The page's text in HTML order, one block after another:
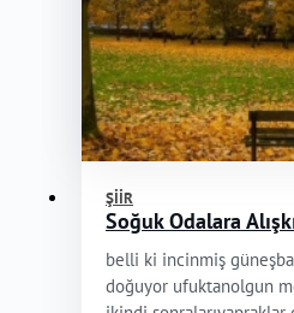
ŞIIR
Soğuk Odalara
belli ki incinmiş
doğuyor ufuktanolgun